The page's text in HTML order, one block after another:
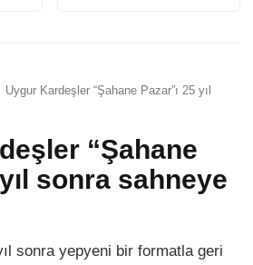
Kardeşler “Şahane Pazar”ı 25 yıl
“Şahane
sonra sahneye
sonra yepyeni bir formatla geri